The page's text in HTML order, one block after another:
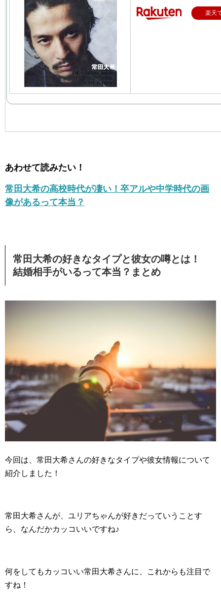
楽天
あわせて読みたい！
常田大希の高校時代が凄い！卒アルや中学時代の画
像があるって本当？
常田大希の好きなタイプと彼女の噂とは！
結婚相手がいるって本当？まとめ
今回は、常田大希さんの好きなタイプや彼女情報について
紹介しました！
常田大希さんが、ユリアちゃんが好きだっていうことす
ら、なんだかカッコいいですね♪
何をしてもカッコいい常田大希さんに、これからも注目で
すね！